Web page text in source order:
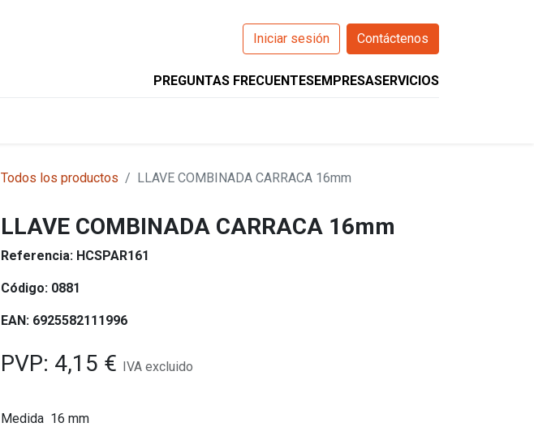
Iniciar sesión Contáctenos
PREGUNTAS FRECUENTESEMPRESASERVICIOS
Todos los productos LLAVE COMBINADA CARRACA 16mm
LLAVE COMBINADA CARRACA 16mm
Referencia: HCSPAR161
Código: 0881
EAN: 6925582111996
PVP: 4,15 € IVA excluido
Medida 16 mm